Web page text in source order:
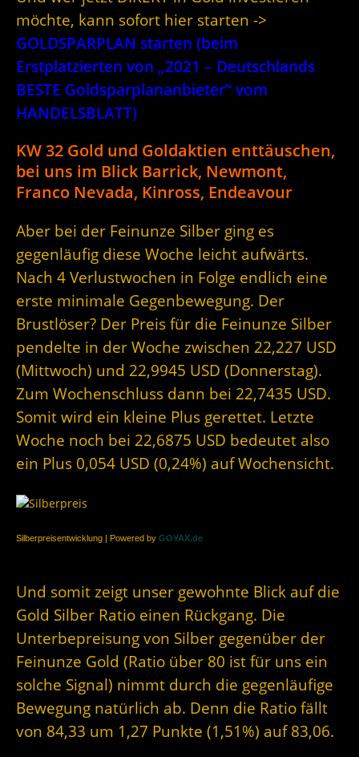
möchte, kann sofort hier starten ->
GOLDSPARPLAN starten (beim
Erstplatzierten von „2021 – Deutschlands
BESTE Goldsparplananbieter“ vom
HANDELSBLATT)
KW 32 Gold und Goldaktien enttäuschen,
bei uns im Blick Barrick, Newmont,
Franco Nevada, Kinross, Endeavour
Aber bei der Feinunze Silber ging es
gegenläufig diese Woche leicht aufwärts.
Nach 4 Verlustwochen in Folge endlich eine
erste minimale Gegenbewegung. Der
Brustlöser? Der Preis für die Feinunze Silber
pendelte in der Woche zwischen 22,227 USD
(Mittwoch) und 22,9945 USD (Donnerstag).
Zum Wochenschluss dann bei 22,7435 USD.
Somit wird ein kleine Plus gerettet. Letzte
Woche noch bei 22,6875 USD bedeutet also
ein Plus 0,054 USD (0,24%) auf Wochensicht.
Silberpreisentwicklung | Powered by GOYAX.de
Und somit zeigt unser gewohnte Blick auf die
Gold Silber Ratio einen Rückgang. Die
Unterbepreisung von Silber gegenüber der
Feinunze Gold (Ratio über 80 ist für uns ein
solche Signal) nimmt durch die gegenläufige
Bewegung natürlich ab. Denn die Ratio fällt
von 84,33 um 1,27 Punkte (1,51%) auf 83,06.